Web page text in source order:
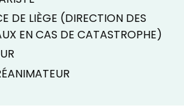
DE LIÈGE (DIRECTION DES
EN CAS DE CATASTROPHE)